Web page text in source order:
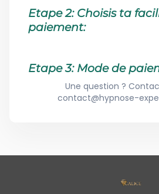
Etape 2: Choisis ta
paiement:
Etape 3: Mode de
Une question ?
contact@hypnose-